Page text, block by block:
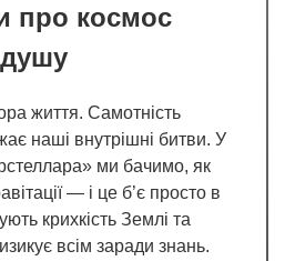
про космос
життя. Самотність
наші внутрішні битви. У
ми бачимо, як
— і це б’є просто в
крихкість Землі та
всім заради знань.